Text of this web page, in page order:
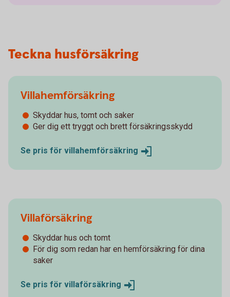
Teckna husförsäkring
Villahemförsäkring
Skyddar hus, tomt och saker
Ger dig ett tryggt och brett försäkringsskydd
Se pris för villahemförsäkring
Villaförsäkring
Skyddar hus och tomt
För dig som redan har en hemförsäkring för dina
saker
Se pris för villaförsäkring